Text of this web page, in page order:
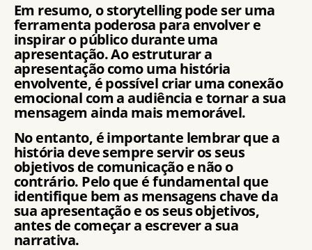
Em resumo, o storytelling pode ser uma
ferramenta poderosa para envolver e
inspirar o público durante uma
apresentação. Ao estruturar a
apresentação como uma história
envolvente, é possível criar uma conexão
emocional com a audiência e tornar a sua
mensagem ainda mais memorável.
No entanto, é importante lembrar que a
história deve sempre servir os seus
objetivos de comunicação e não o
contrário. Pelo que é fundamental que
identifique bem as mensagens chave da
sua apresentação e os seus objetivos,
antes de começar a escrever a sua
narrativa.